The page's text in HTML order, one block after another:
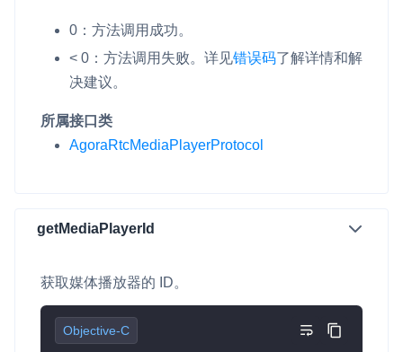
SDK 拓展插件
拓展 SDK 能力，打造更具个性化的音视频互动效果
媒体服务
使用录制、推流、拉流等服务丰富互动体验
RTC 服务端 SDK
PPT 转码服务
快速高效的文档转换解决方案
0：方法调用成功。
< 0：方法调用失败。详见错误码了解详情和解
决建议。
所属接口类
AgoraRtcMediaPlayerProtocol
getMediaPlayerId
获取媒体播放器的 ID。
Objective-C